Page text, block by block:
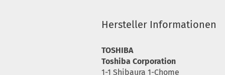
Hersteller Informationen
TOSHIBA
Toshiba Corporation
1-1 Shibaura 1-Chome